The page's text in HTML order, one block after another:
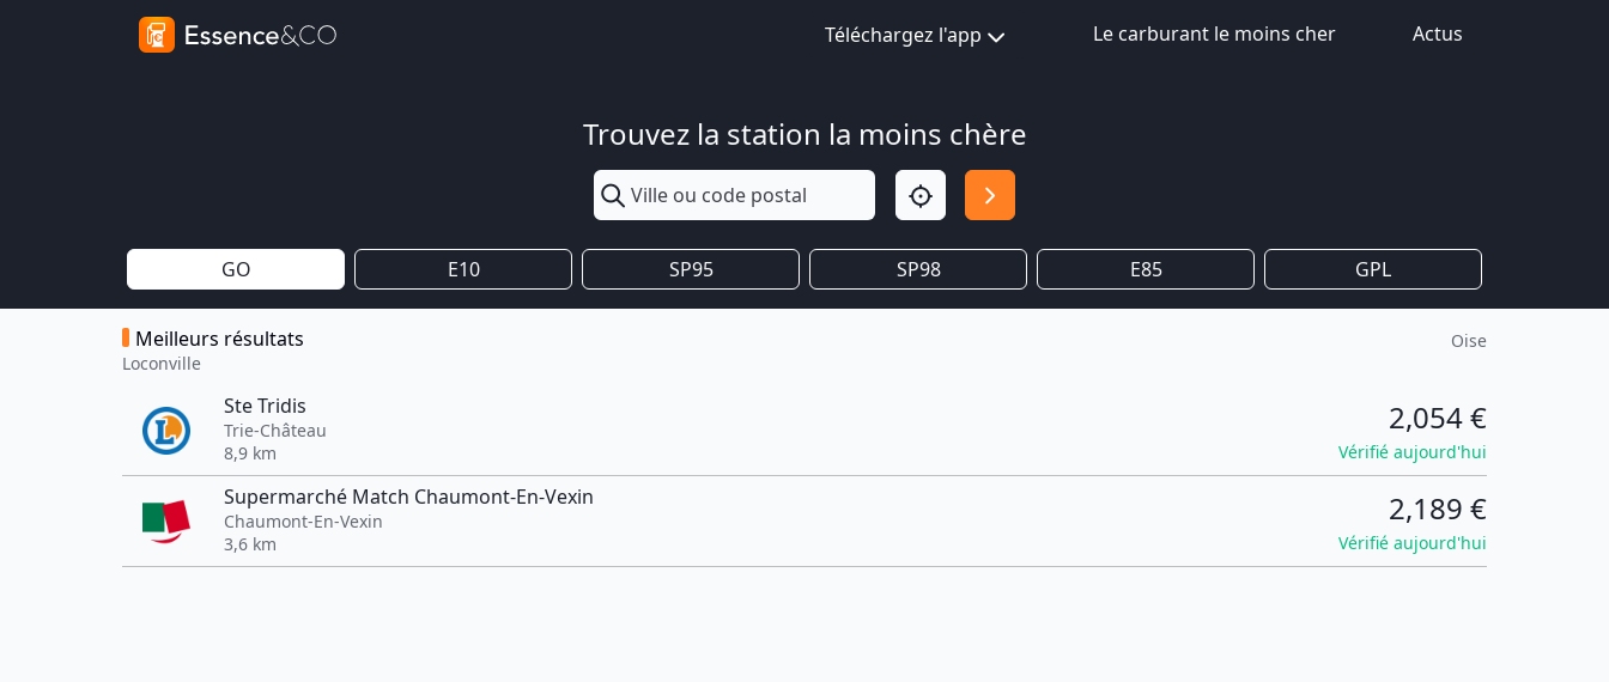
Téléchargez l'app Le carburant le moins cher Actus
Trouvez la station la moins chère
GO E10 SP95 SP98 E85 GPL
Meilleurs résultats
Loconville
Oise
Ste Tridis
Trie-Château
8,9 km
2,054 €
Vérifié aujourd'hui
Supermarché Match Chaumont-En-Vexin
Chaumont-En-Vexin
3,6 km
2,189 €
Vérifié aujourd'hui